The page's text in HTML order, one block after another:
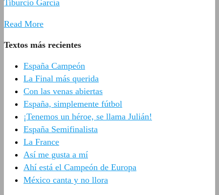
Tiburcio García
Read More
Textos más recientes
España Campeón
La Final más querida
Con las venas abiertas
España, simplemente fútbol
¡Tenemos un héroe, se llama Julián!
España Semifinalista
La France
Así me gusta a mí
Ahí está el Campeón de Europa
México canta y no llora